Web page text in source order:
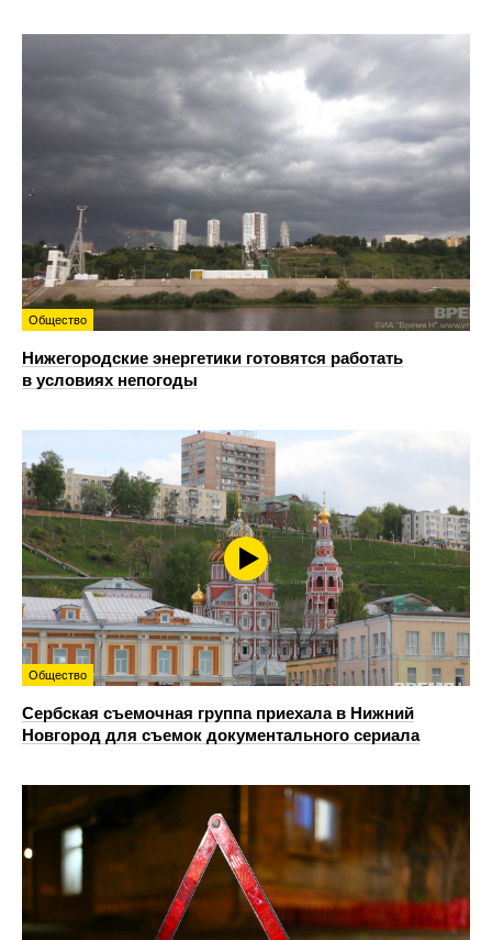
Общество
Нижегородские энергетики готовятся работать
в условиях непогоды
Общество
Сербская съемочная группа приехала в Нижний
Новгород для съемок документального сериала